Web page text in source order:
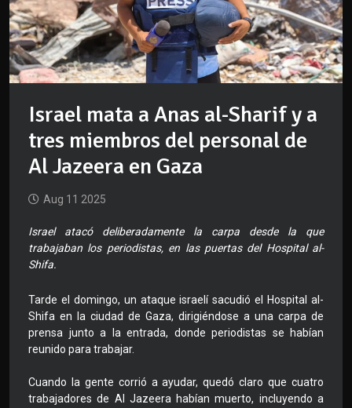
Israel mata a Anas al-Sharif y a
tres miembros del personal de
Al Jazeera en Gaza
Aug 11 2025
Israel atacó deliberadamente la carpa desde la que
trabajaban los periodistas, en las puertas del Hospital al-
Shifa.
Tarde el domingo, un ataque israelí sacudió el Hospital al-
Shifa en la ciudad de Gaza, dirigiéndose a una carpa de
prensa junto a la entrada, donde periodistas se habían
reunido para trabajar.
Cuando la gente corrió a ayudar, quedó claro que cuatro
trabajadores de Al Jazeera habían muerto, incluyendo a